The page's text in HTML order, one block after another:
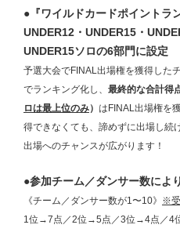
●『ワイルドカードポイントラ
UNDER12・UNDER15・
UNDER15ソロの6部門に設定
予選大会でFINAL出場権を獲得した
でランキング化し、 最終的な合計得
ロは最上位のみ） はFINAL出場権を
得できなくても、諦めずに出場し続
出場へのチャンスが広がります！
●参加チーム／ダンサー数によ
《チーム／ダンサー数が1〜10》 ※受
1位→7点／2位→5点／3位→4点／4